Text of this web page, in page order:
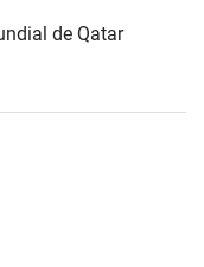
de Qatar